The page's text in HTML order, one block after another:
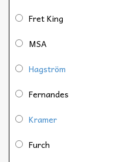
Fret King
MSA
Hagström
Fernandes
Kramer
Furch